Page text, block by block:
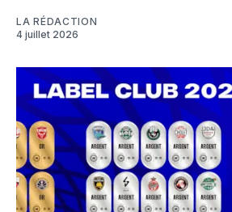
LA RÉDACTION
4 juillet 2026